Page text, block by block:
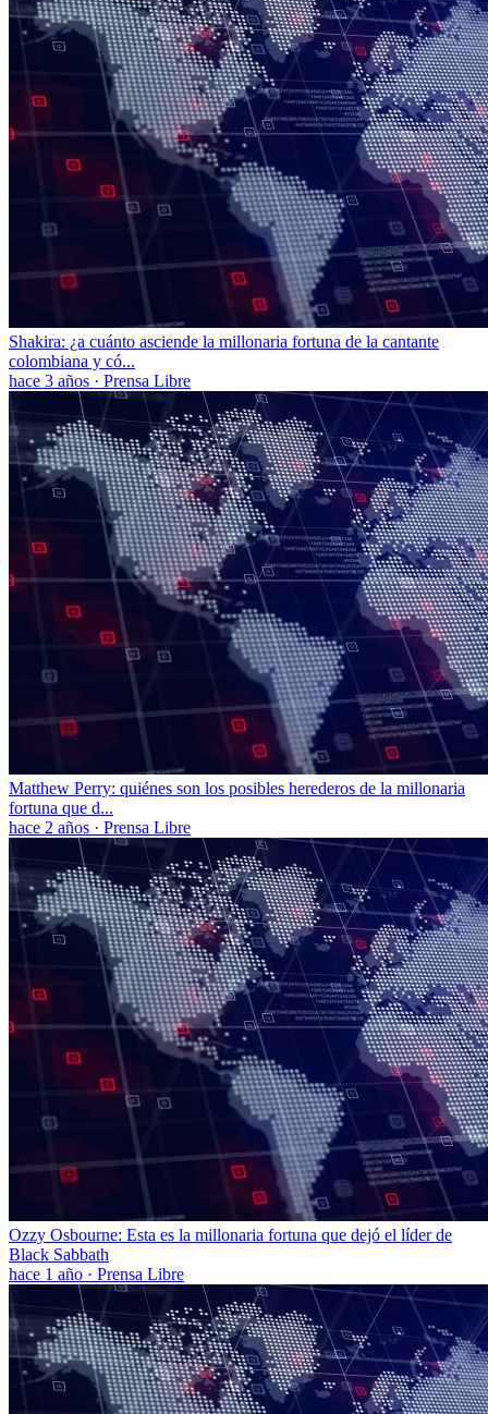
Shakira: ¿a cuánto asciende la millonaria fortuna de la cantante
colombiana y có...
hace 3 años · Prensa Libre
Matthew Perry: quiénes son los posibles herederos de la millonaria
fortuna que d...
hace 2 años · Prensa Libre
Ozzy Osbourne: Esta es la millonaria fortuna que dejó el líder de
Black Sabbath
hace 1 año · Prensa Libre